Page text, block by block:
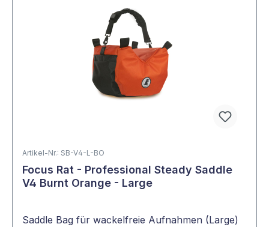
Artikel-Nr.: SB-V4-L-BO
Focus Rat - Professional Steady Saddle
V4 Burnt Orange - Large
Saddle Bag für wackelfreie Aufnahmen (Large)